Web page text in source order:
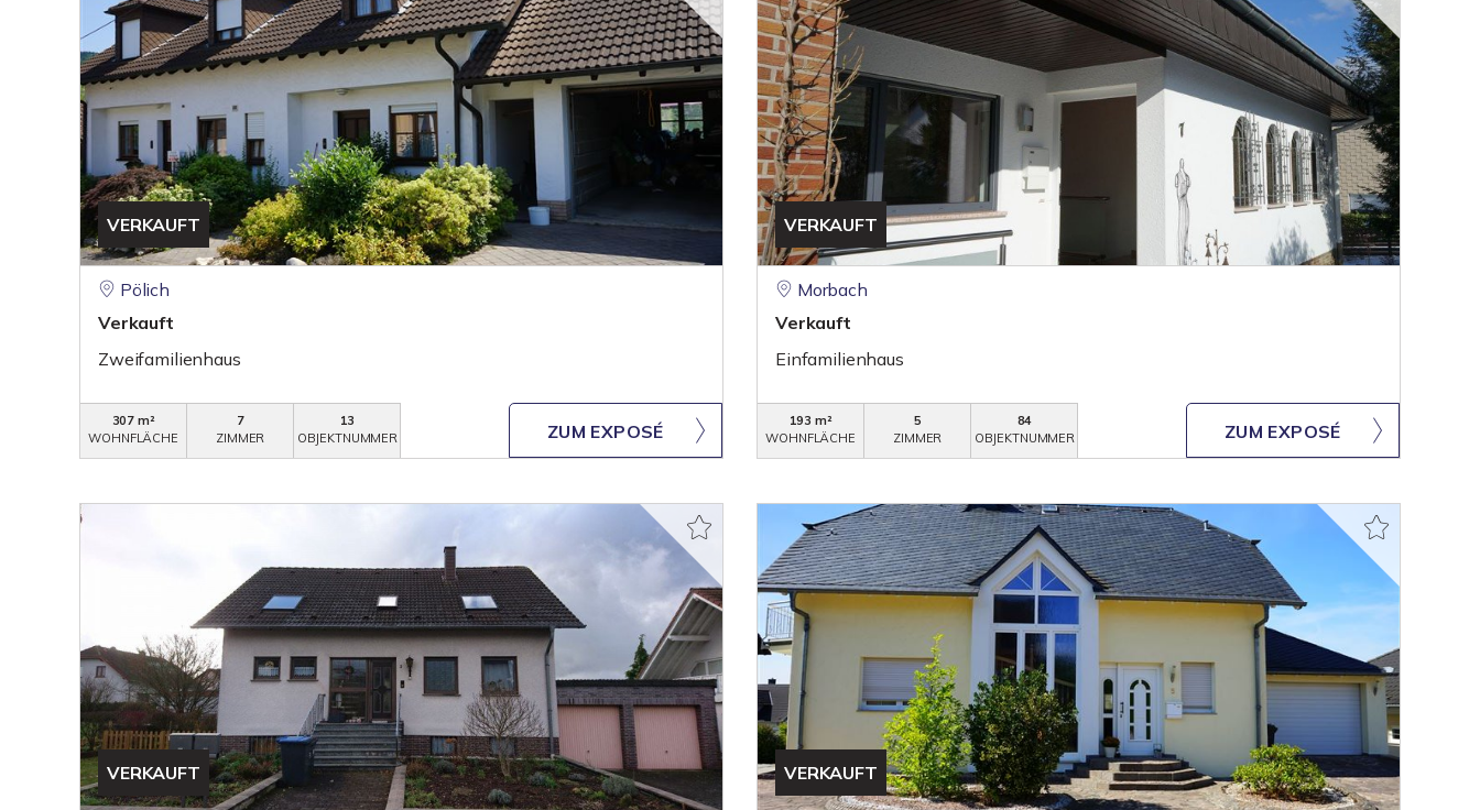
VERKAUFT
Pölich
Verkauft
Zweifamilienhaus
307 m²
WOHNFLÄCHE
7
ZIMMER
13
OBJEKTNUMMER
ZUM EXPOSÉ
VERKAUFT
Morbach
Verkauft
Einfamilienhaus
193 m²
WOHNFLÄCHE
5
ZIMMER
84
OBJEKTNUMMER
ZUM EXPOSÉ
VERKAUFT VERKAUFT